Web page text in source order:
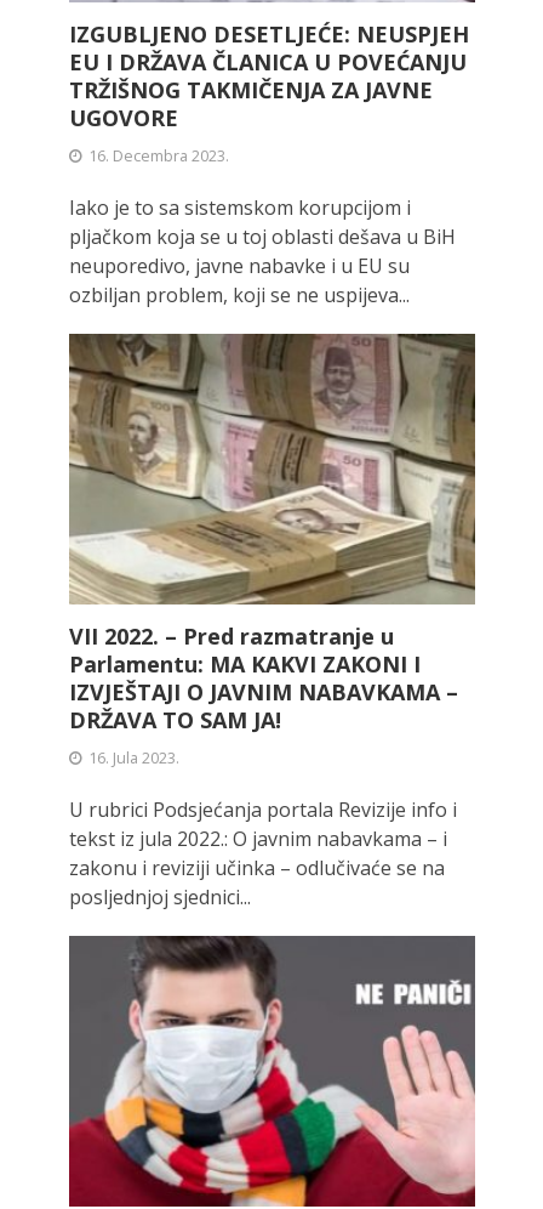
IZGUBLJENO DESETLJEĆE: NEUSPJEH
EU I DRŽAVA ČLANICA U POVEĆANJU
TRŽIŠNOG TAKMIČENJA ZA JAVNE
UGOVORE
16. Decembra 2023.
Iako je to sa sistemskom korupcijom i
pljačkom koja se u toj oblasti dešava u BiH
neuporedivo, javne nabavke i u EU su
ozbiljan problem, koji se ne uspijeva...
VII 2022. – Pred razmatranje u
Parlamentu: MA KAKVI ZAKONI I
IZVJEŠTAJI O JAVNIM NABAVKAMA –
DRŽAVA TO SAM JA!
16. Jula 2023.
U rubrici Podsjećanja portala Revizije info i
tekst iz jula 2022.: O javnim nabavkama – i
zakonu i reviziji učinka – odlučivaće se na
posljednjoj sjednici...